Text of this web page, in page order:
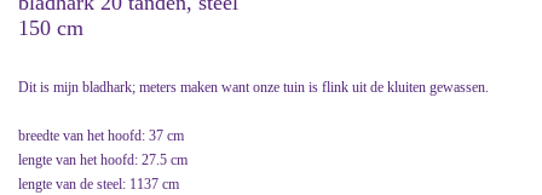
150 cm
Dit is mijn bladhark; meters maken want onze tuin is flink uit de kluiten gewassen.
breedte van het hoofd: 37 cm
lengte van het hoofd: 27.5 cm
lengte van de steel: 1137 cm